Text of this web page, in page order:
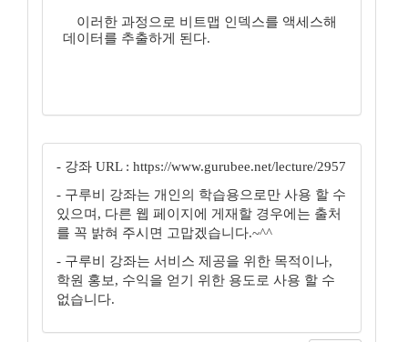
이러한 과정으로 비트맵 인덱스를 액세스해
데이터를 추출하게 된다.
- 강좌 URL : https://www.gurubee.net/lecture/2957
- 구루비 강좌는 개인의 학습용으로만 사용 할 수
있으며, 다른 웹 페이지에 게재할 경우에는 출처
를 꼭 밝혀 주시면 고맙겠습니다.~^^
- 구루비 강좌는 서비스 제공을 위한 목적이나,
학원 홍보, 수익을 얻기 위한 용도로 사용 할 수
없습니다.